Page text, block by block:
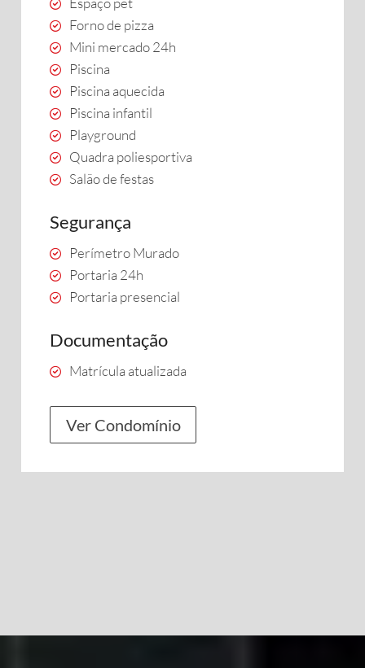
Forno de pizza
Mini mercado 24h
Piscina
Piscina aquecida
Piscina infantil
Playground
Quadra poliesportiva
Salão de festas
Segurança
Perímetro Murado
Portaria 24h
Portaria presencial
Documentação
Matrícula atualizada
Ver Condomínio